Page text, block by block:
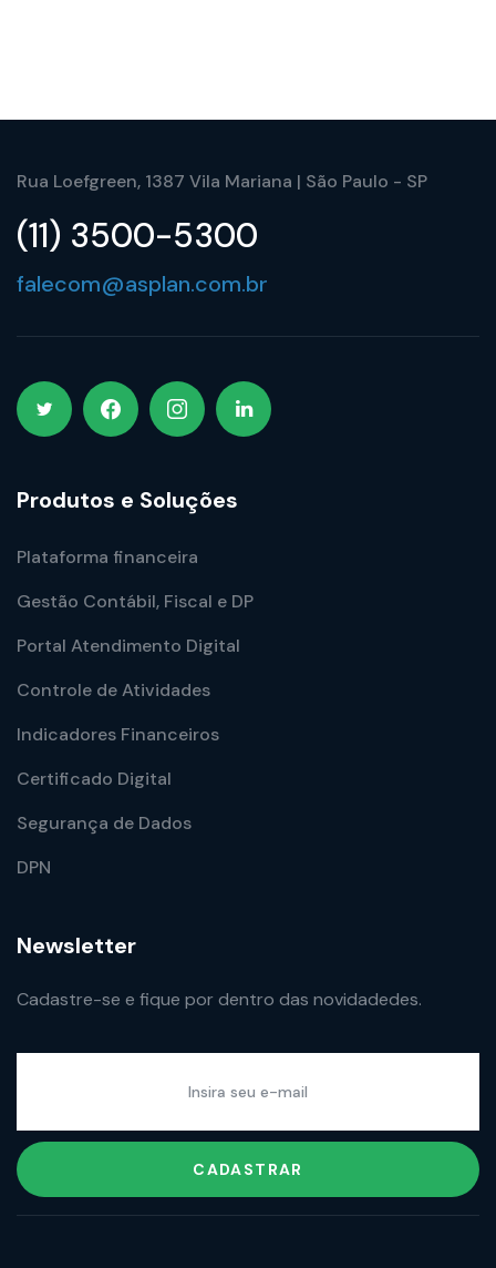
Rua Loefgreen, 1387 Vila Mariana | São Paulo - SP
(11) 3500-5300
falecom@asplan.com.br
Produtos e Soluções
Plataforma financeira
Gestão Contábil, Fiscal e DP
Portal Atendimento Digital
Controle de Atividades
Indicadores Financeiros
Certificado Digital
Segurança de Dados
DPN
Newsletter
Cadastre-se e fique por dentro das novidadedes.
CADASTRAR